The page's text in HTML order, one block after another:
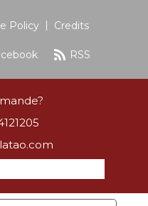
Policy Credits
RSS